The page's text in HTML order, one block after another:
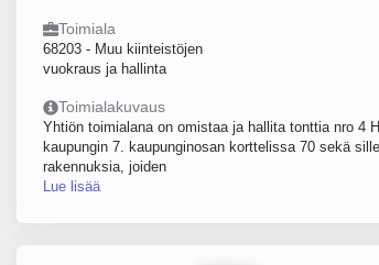
Toimiala
68203 - Muu kiinteistöjen
vuokraus ja hallinta
Toimialakuvaus
Yhtiön toimialana on omistaa ja hallita tonttia nro 4
kaupungin 7. kaupunginosan korttelissa 70 sekä
rakennuksia, joiden
Lue lisää